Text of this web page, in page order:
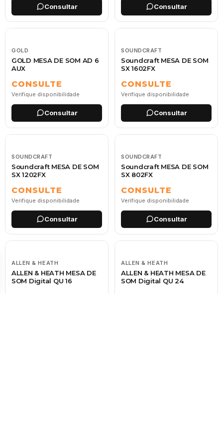
Consultar Consultar
GOLD
GOLD MESA DE SOM AD 6
AUX
CONSULTE
Verifique disponibilidade
Consultar
SOUNDCRAFT
Soundcraft MESA DE SOM
SX 1602FX
CONSULTE
Verifique disponibilidade
Consultar
SOUNDCRAFT
Soundcraft MESA DE SOM
SX 1202FX
CONSULTE
Verifique disponibilidade
Consultar
SOUNDCRAFT
Soundcraft MESA DE SOM
SX 802FX
CONSULTE
Verifique disponibilidade
Consultar
ALLEN & HEATH
ALLEN & HEATH MESA DE
SOM Digital QU 16
ALLEN & HEATH
ALLEN & HEATH MESA DE
SOM Digital QU 24